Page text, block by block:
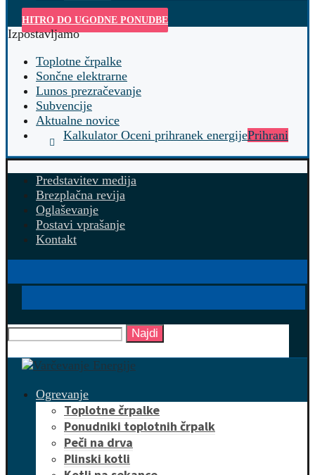
HITRO DO UGODNE PONUDBE
Izpostavljamo
Toplotne črpalke
Sončne elektrarne
Lunos prezračevanje
Subvencije
Aktualne novice
Kalkulator Oceni prihranek energijePrihrani
Predstavitev medija
Brezplačna revija
Oglaševanje
Postavi vprašanje
Kontakt
Najdi
Ogrevanje
Toplotne črpalke
Ponudniki toplotnih črpalk
Peči na drva
Plinski kotli